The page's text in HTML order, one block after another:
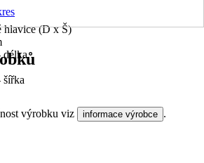
hlavice (D x Š)
délka
šířka
výrobku viz informace výrobce .